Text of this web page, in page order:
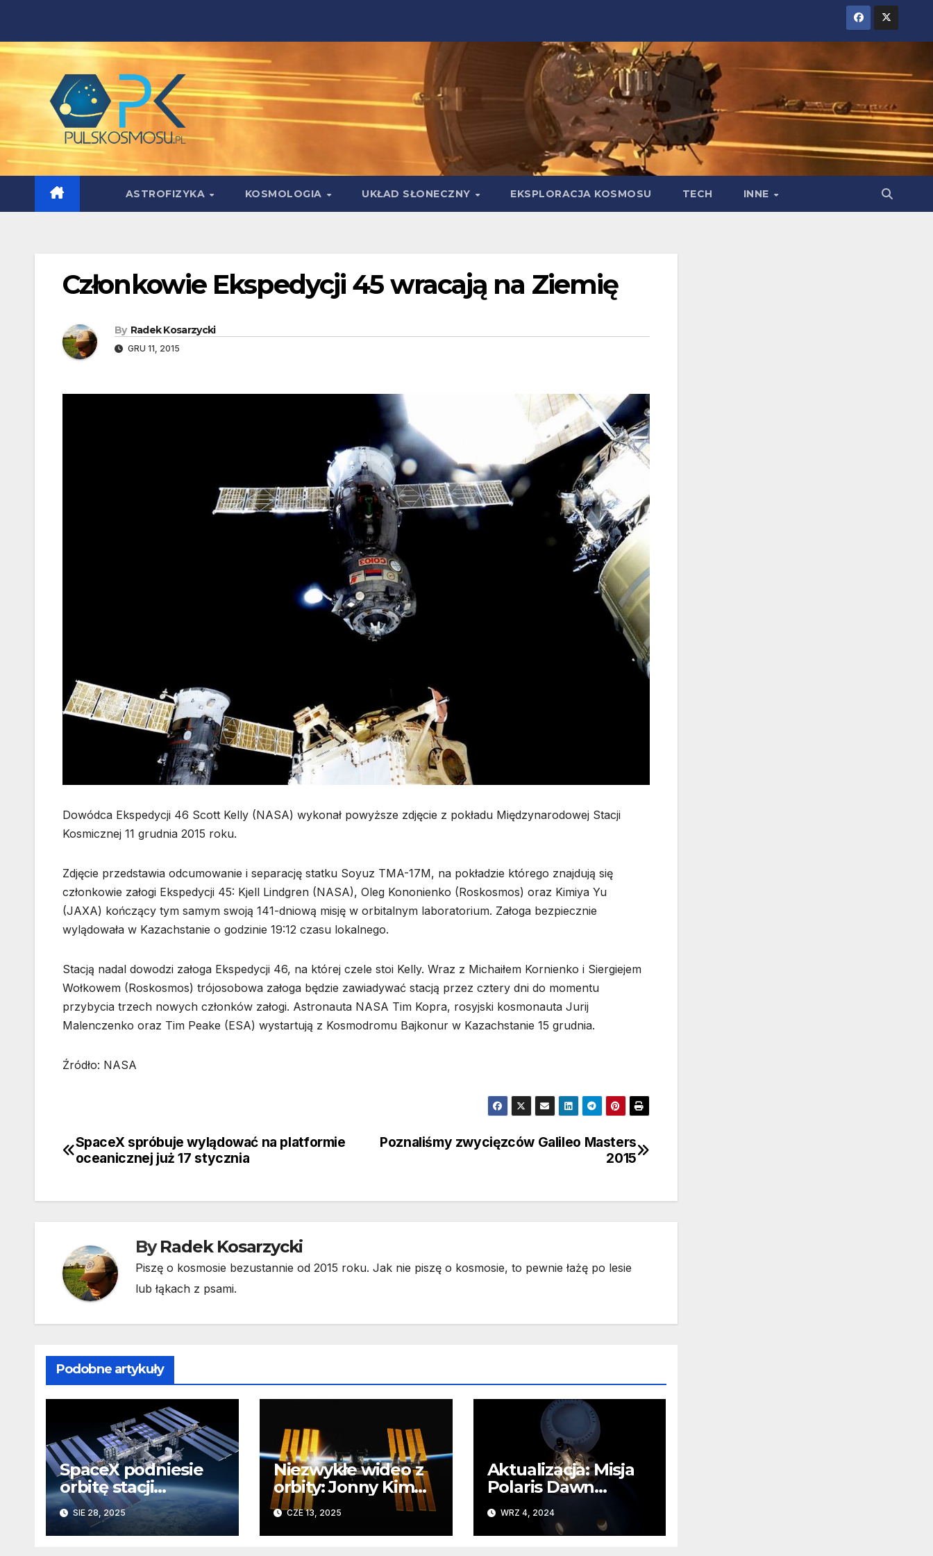
content
ASTROFIZYKA KOSMOLOGIA UKŁAD SŁONECZNY EKSPLORACJA KOSMOSU TECH INNE
Członkowie Ekspedycji 45 wracają na Ziemię
By Radek Kosarzycki
GRU 11, 2015
Dowódca Ekspedycji 46 Scott Kelly (NASA) wykonał powyższe zdjęcie z pokładu Międzynarodowej Stacji
Kosmicznej 11 grudnia 2015 roku.
Zdjęcie przedstawia odcumowanie i separację statku Soyuz TMA-17M, na pokładzie którego znajdują się
członkowie załogi Ekspedycji 45: Kjell Lindgren (NASA), Oleg Kononienko (Roskosmos) oraz Kimiya Yu
(JAXA) kończący tym samym swoją 141-dniową misję w orbitalnym laboratorium. Załoga bezpiecznie
wylądowała w Kazachstanie o godzinie 19:12 czasu lokalnego.
Stacją nadal dowodzi załoga Ekspedycji 46, na której czele stoi Kelly. Wraz z Michaiłem Kornienko i Siergiejem
Wołkowem (Roskosmos) trójosobowa załoga będzie zawiadywać stacją przez cztery dni do momentu
przybycia trzech nowych członków załogi. Astronauta NASA Tim Kopra, rosyjski kosmonauta Jurij
Malenczenko oraz Tim Peake (ESA) wystartują z Kosmodromu Bajkonur w Kazachstanie 15 grudnia.
Źródło: NASA
Nawigacja
Poznaliśmy zwycięzców Galileo Masters
2015
SpaceX spróbuje wylądować na platformie
oceanicznej już 17 stycznia
ByRadek Kosarzycki
Piszę o kosmosie bezustannie od 2015 roku. Jak nie piszę o kosmosie, to pewnie łażę po lesie
lub łąkach z psami.
Podobne artykuły
SpaceX podniesie
orbitę stacji
kosmicznej. W ten
sposób przetestuje
system, który
SIE 28, 2025
Niezwykłe wideo z
orbity: Jonny Kim
pokazuje piękno
Ziemi z pokładu ISS
CZE 13, 2025
Aktualizacja: Misja
Polaris Dawn
wystartuje w piątek
WRZ 4, 2024